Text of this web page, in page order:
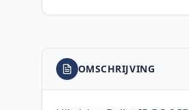
OMSCHRIJVING